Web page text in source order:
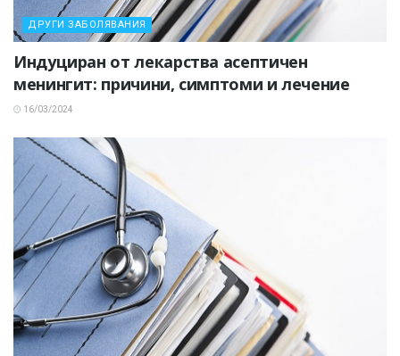
ДРУГИ ЗАБОЛЯВАНИЯ
Индуциран от лекарства асептичен
менингит: причини, симптоми и лечение
16/03/2024